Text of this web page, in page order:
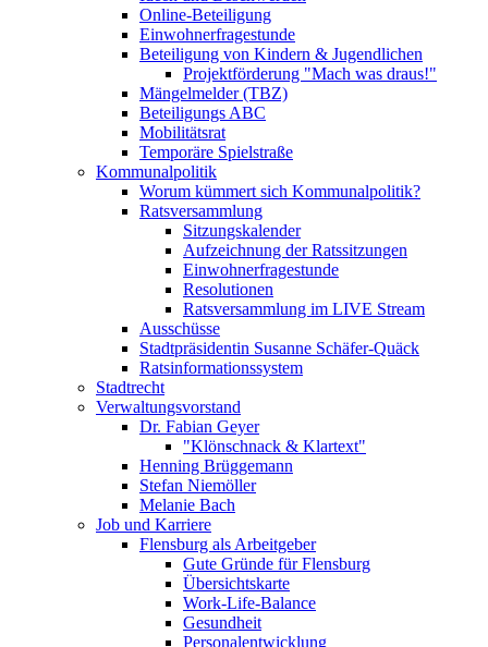
Online-Beteiligung
Einwohnerfragestunde
Beteiligung von Kindern & Jugendlichen
Projektförderung "Mach was draus!"
Mängelmelder (TBZ)
Beteiligungs ABC
Mobilitätsrat
Temporäre Spielstraße
Kommunalpolitik
Worum kümmert sich Kommunalpolitik?
Ratsversammlung
Sitzungskalender
Aufzeichnung der Ratssitzungen
Einwohnerfragestunde
Resolutionen
Ratsversammlung im LIVE Stream
Ausschüsse
Stadtpräsidentin Susanne Schäfer-Quäck
Ratsinformationssystem
Stadtrecht
Verwaltungsvorstand
Dr. Fabian Geyer
"Klönschnack & Klartext"
Henning Brüggemann
Stefan Niemöller
Melanie Bach
Job und Karriere
Flensburg als Arbeitgeber
Gute Gründe für Flensburg
Übersichtskarte
Work-Life-Balance
Gesundheit
Personalentwicklung